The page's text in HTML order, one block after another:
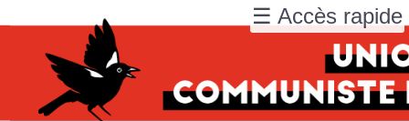
☰ Accès rapide